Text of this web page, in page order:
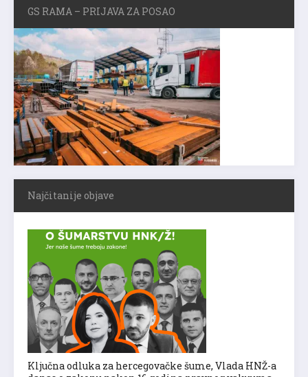
GS RAMA – PRIJAVA ZA POSAO
Najčitanije objave
Ključna odluka za hercegovačke šume, Vlada HNŽ-a